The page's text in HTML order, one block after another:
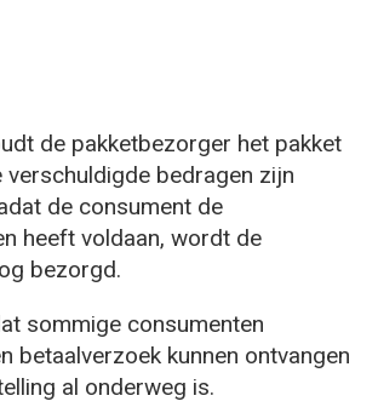
de pakketbezorger het pakket
bedragen zijn
de consument de
heeft voldaan, wordt de
bezorgd.
sommige consumenten
betaalverzoek kunnen ontvangen
al onderweg is.